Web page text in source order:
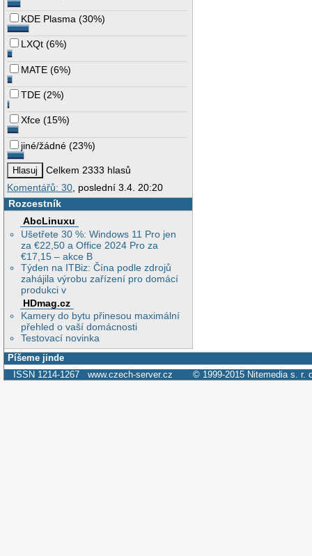
KDE Plasma (30%)
LXQt (6%)
MATE (6%)
TDE (2%)
Xfce (15%)
jiné/žádné (23%)
Celkem 2333 hlasů
Komentářů: 30, poslední 3.4. 20:20
Rozcestník
AbcLinuxu
Ušetřete 30 %: Windows 11 Pro jen
za €22,50 a Office 2024 Pro za
€17,15 – akce B
Týden na ITBiz: Čína podle zdrojů
zahájila výrobu zařízení pro domácí
produkci v
HDmag.cz
Kamery do bytu přinesou maximální
přehled o vaší domácnosti
Testovací novinka
Píšeme jinde
ISSN 1214-1267 www.czech-server.cz © 1999-2015 Nitemedia s. r.